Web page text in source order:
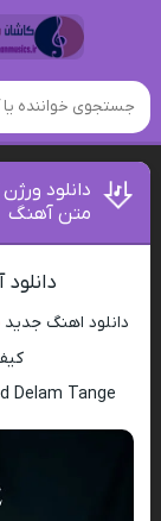
دانلود
متن آهنگ
دانلود اهنگ جدید
کیفیت
Delam Tange